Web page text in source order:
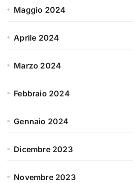
Maggio 2024
Aprile 2024
Marzo 2024
Febbraio 2024
Gennaio 2024
Dicembre 2023
Novembre 2023